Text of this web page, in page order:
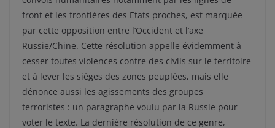
front et les frontières des Etats proches, est marquée
par cette opposition entre l’Occident et l’axe
Russie/Chine. Cette résolution appelle évidemment à
cesser toutes violences contre des civils sur le territoire
et à lever les sièges des zones peuplées, mais elle
dénonce aussi les agissements des groupes
terroristes : un paragraphe voulu par la Russie pour
voter le texte. La dernière résolution de ce genre,